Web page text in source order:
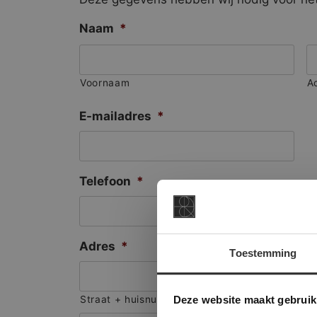
Toestemming
Deze website maakt
Naam *
Voornaam
E-mailadres *
Telefoon *
Adres *
Straat + huisnummer
Deze
onze